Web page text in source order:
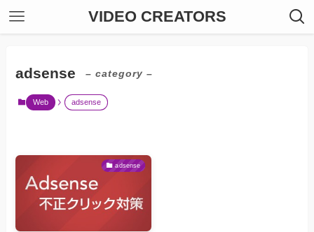
VIDEO CREATORS
adsense – category –
Web adsense
adsense